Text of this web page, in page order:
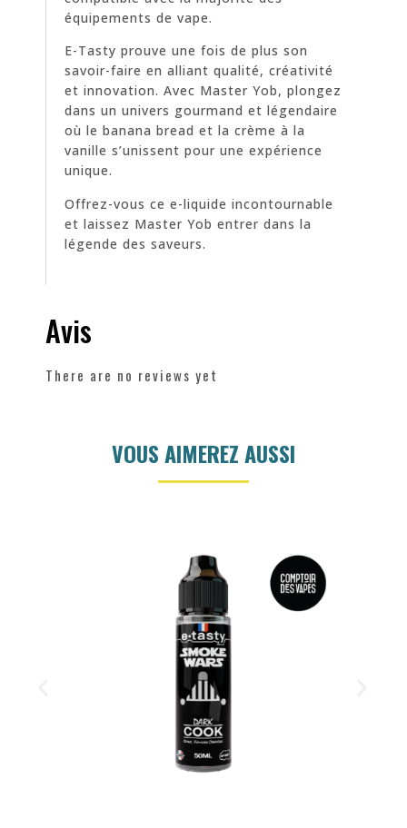
équipements de vape.
E-Tasty prouve une fois de plus son
savoir-faire en alliant qualité, créativité
et innovation. Avec Master Yob, plongez
dans un univers gourmand et légendaire
où le banana bread et la crème à la
vanille s’unissent pour une expérience
unique.
Offrez-vous ce e-liquide incontournable
et laissez Master Yob entrer dans la
légende des saveurs.
Avis
There are no reviews yet
VOUS AIMEREZ AUSSI